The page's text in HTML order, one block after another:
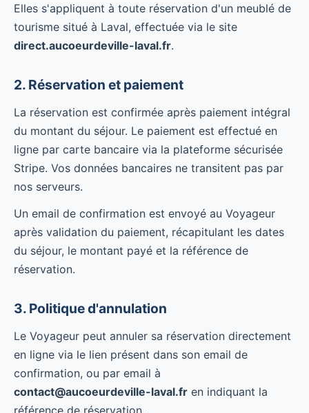
Elles s'appliquent à toute réservation d'un meublé de
tourisme situé à Laval, effectuée via le site
direct.aucoeurdeville-laval.fr.
2. Réservation et paiement
La réservation est confirmée après paiement intégral
du montant du séjour. Le paiement est effectué en
ligne par carte bancaire via la plateforme sécurisée
Stripe. Vos données bancaires ne transitent pas par
nos serveurs.
Un email de confirmation est envoyé au Voyageur
après validation du paiement, récapitulant les dates
du séjour, le montant payé et la référence de
réservation.
3. Politique d'annulation
Le Voyageur peut annuler sa réservation directement
en ligne via le lien présent dans son email de
confirmation, ou par email à
contact@aucoeurdeville-laval.fr en indiquant la
référence de réservation.